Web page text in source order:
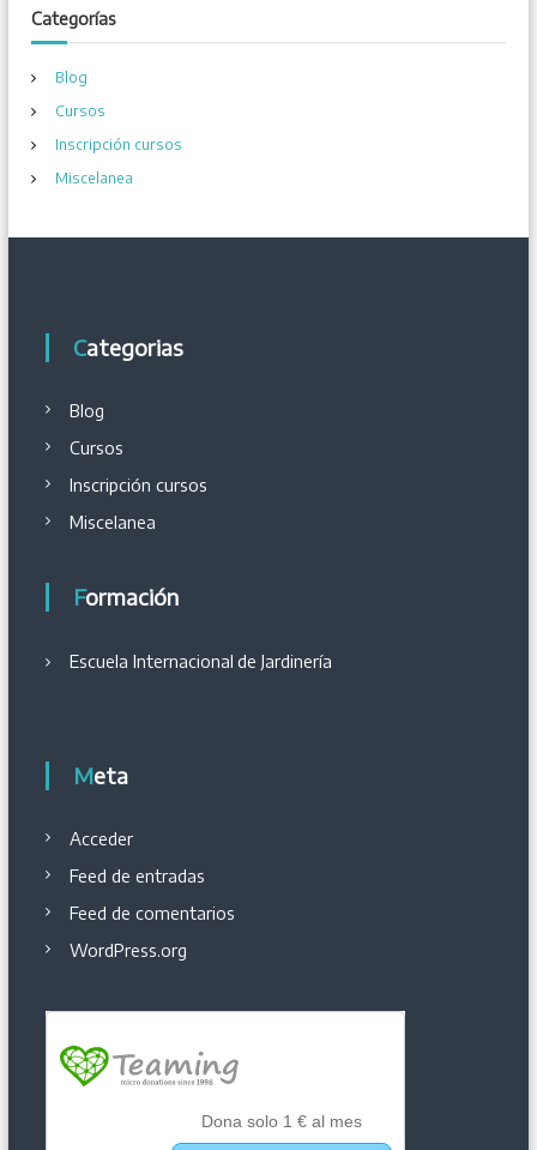
e
n
t
d
s
h
v
o
Categorías
Blog
Cursos
Inscripción cursos
Miscelanea
Categorias
Blog
Cursos
Inscripción cursos
Miscelanea
Formación
Escuela Internacional de Jardinería
Meta
Acceder
Feed de entradas
Feed de comentarios
WordPress.org